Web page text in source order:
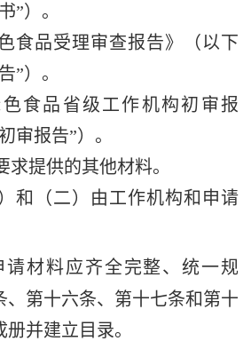
”）。
食品受理审查报告》（以下
”）。
色食品省级工作机构初审报
审报告”）。
求提供的其他材料。
和（二）由工作机构和申请
请材料应齐全完整、统一规
、第十六条、第十七条和第十
并建立目录。